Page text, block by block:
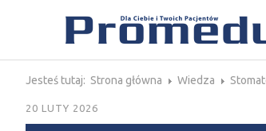
Jesteś tutaj: Strona główna Wiedza
20 LUTY 2026